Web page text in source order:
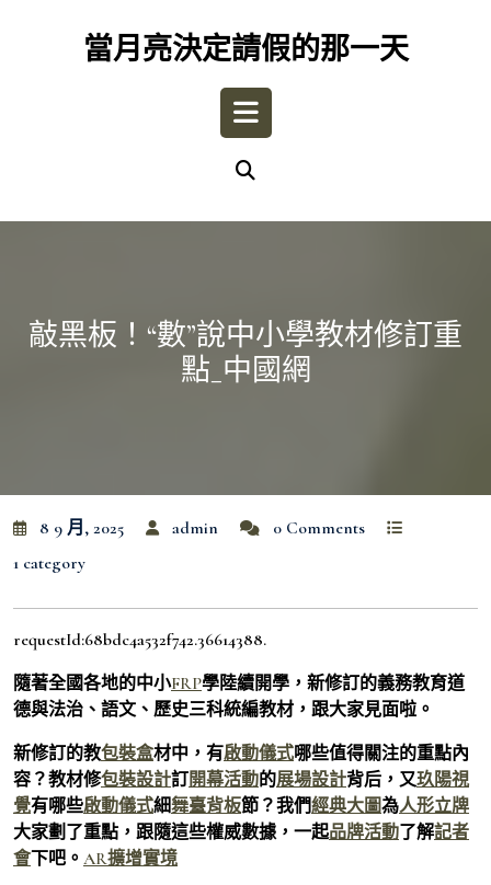
當月亮決定請假的那一天
Open
敲黑板！“數”說中小學教材修訂重
點_中國網
8 9 月, 2025 admin
0 Comments
1 category
requestId:68bdc4a532f742.36614388.
隨著全國各地的中小FRP學陸續開學，新修訂的義務教育道
德與法治、語文、歷史三科統編教材，跟大家見面啦。
新修訂的教包裝盒材中，有啟動儀式哪些值得關注的重點內
容？教材修包裝設計訂開幕活動的展場設計背后，又玖陽視
覺有哪些啟動儀式細舞臺背板節？我們經典大圖為人形立牌
大家劃了重點，跟隨這些權威數據，一起品牌活動了解記者
會下吧。 AR擴增實境